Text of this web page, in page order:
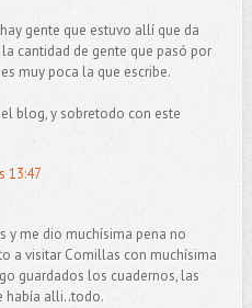
gente que estuvo allí que da
cantidad de gente que pasó por
muy poca la que escribe.
blog, y sobretodo con este
13:47
y me dio muchísima pena no
a visitar Comillas con muchísima
guardados los cuadernos, las
había alli..todo.